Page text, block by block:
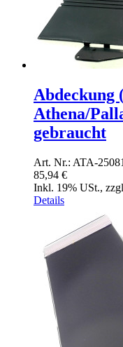
Abdeckung
Athena/
gebraucht
Art. Nr.: ATA-25081
85,94 €
Inkl. 19% USt.,
Details